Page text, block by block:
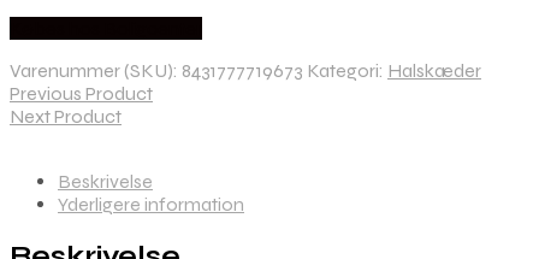
Varenummer (SKU): 8431777719673 Kategori: Halskæder
Previous Product
Next Product
Beskrivelse
Yderligere information